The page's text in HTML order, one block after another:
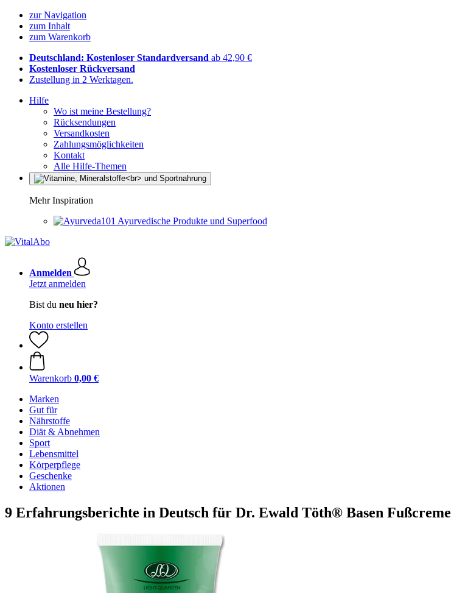
zur Navigation
zum Inhalt
zum Warenkorb
Deutschland: Kostenloser Standardversand ab 42,90 €
Kostenloser Rückversand
Zustellung in 2 Werktagen.
Hilfe
Wo ist meine Bestellung?
Rücksendungen
Versandkosten
Zahlungsmöglichkeiten
Kontakt
Alle Hilfe-Themen
Mehr Inspiration
Ayurvedische Produkte und Superfood
Anmelden
Jetzt anmelden
Bist du neu hier?
Konto erstellen
Warenkorb 0,00 €
Marken
Gut für
Nährstoffe
Diät & Abnehmen
Sport
Lebensmittel
Körperpflege
Geschenke
Aktionen
9 Erfahrungsberichte in Deutsch für Dr. Ewald Töth® Basen Fußcreme